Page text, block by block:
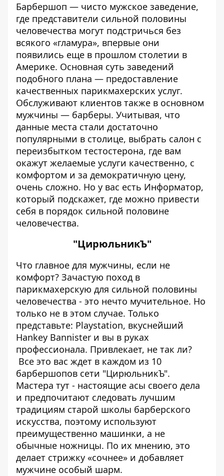
Барбершоп — чисто мужское заведение,
где представители сильной половины
человечества могут подстричься без
всякого «гламура», впервые они
появились еще в прошлом столетии в
Америке. Основная суть заведений
подобного плана — предоставление
качественных парикмахерских услуг.
Обслуживают клиентов также в основном
мужчины — барберы. Учитывая, что
данные места стали достаточно
популярными в столице, выбрать салон с
переизбытком тестостерона, где вам
окажут желаемые услуги качественно, с
комфортом и за демократичную цену,
очень сложно. Но у вас есть Информатор,
который подскажет, где можно привести
себя в порядок сильной половине
человечества.
"ЦирюльникЪ"
Что главное для мужчины, если не
комфорт? Зачастую поход в
парикмахерскую для сильной половины
человечества - это нечто мучительное. Но
только не в этом случае. Только
представьте: Playstation, вкуснейший
Hankey Bannister и вы в руках
профессионала. Привлекает, не так ли?
Все это вас ждет в каждом из 10
барбершопов сети "ЦирюльникЪ".
Мастера тут - настоящие асы своего дела
и предпочитают следовать лучшим
традициям старой школы барберского
искусства, поэтому используют
преимущественно машинки, а не
обычные ножницы. По их мнению, это
делает стрижку «сочнее» и добавляет
мужчине особый шарм.